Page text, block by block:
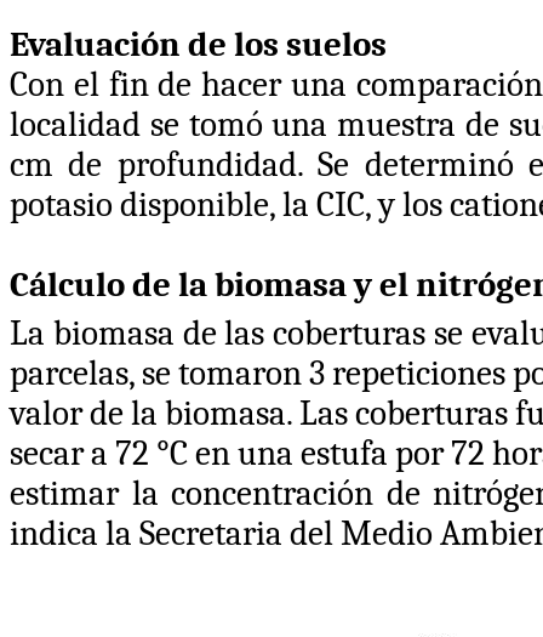
Evaluación de los suelos
Con el fin de hacer una
localidad se tomó una muestra de
cm de profundidad. Se determinó
potasio disponible, la CIC, y los
Cálculo de la biomasa y el
La biomasa de las coberturas se
parcelas, se tomaron 3 repeticiones
valor de la biomasa. Las coberturas
secar a 72 °C en una estufa por 72
estimar la concentración de
indica la Secretaria del Medio